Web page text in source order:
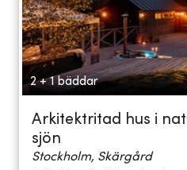
2 + 1 bäddar
Arkitektritad hus i
sjön
Stockholm, Skärgård